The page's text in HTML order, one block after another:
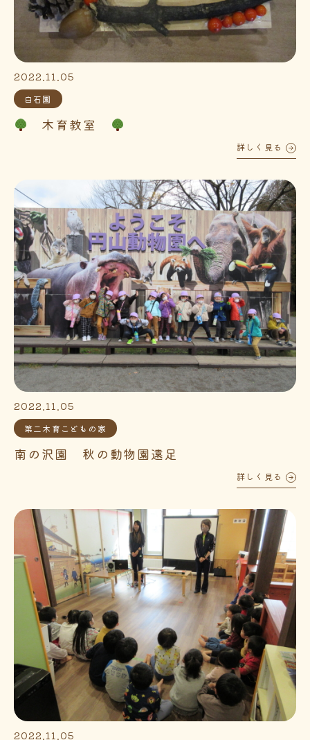
2022.11.05
白石園
木育教室
詳しく見る
2022.11.05
第二木育こどもの家
南の沢園 秋の動物園遠足
詳しく見る
2022.11.05